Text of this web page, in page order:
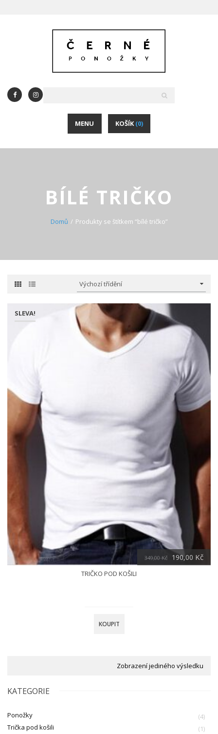
MENU KOŠÍK (0)
BÍLÉ TRIČKO
Domů Produkty se štítkem “bílé tričko”
SLEVA!
349,00Kč 190,00 Kč
TRIČKO POD KOŠILI
KOUPIT
Zobrazení jediného výsledku
KATEGORIE
Ponožky
(4)
Trička pod košili
(1)